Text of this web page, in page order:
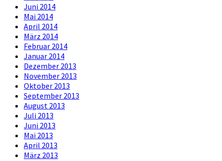
Juni 2014
Mai 2014
April 2014
März 2014
Februar 2014
Januar 2014
Dezember 2013
November 2013
Oktober 2013
September 2013
August 2013
Juli 2013
Juni 2013
Mai 2013
April 2013
März 2013